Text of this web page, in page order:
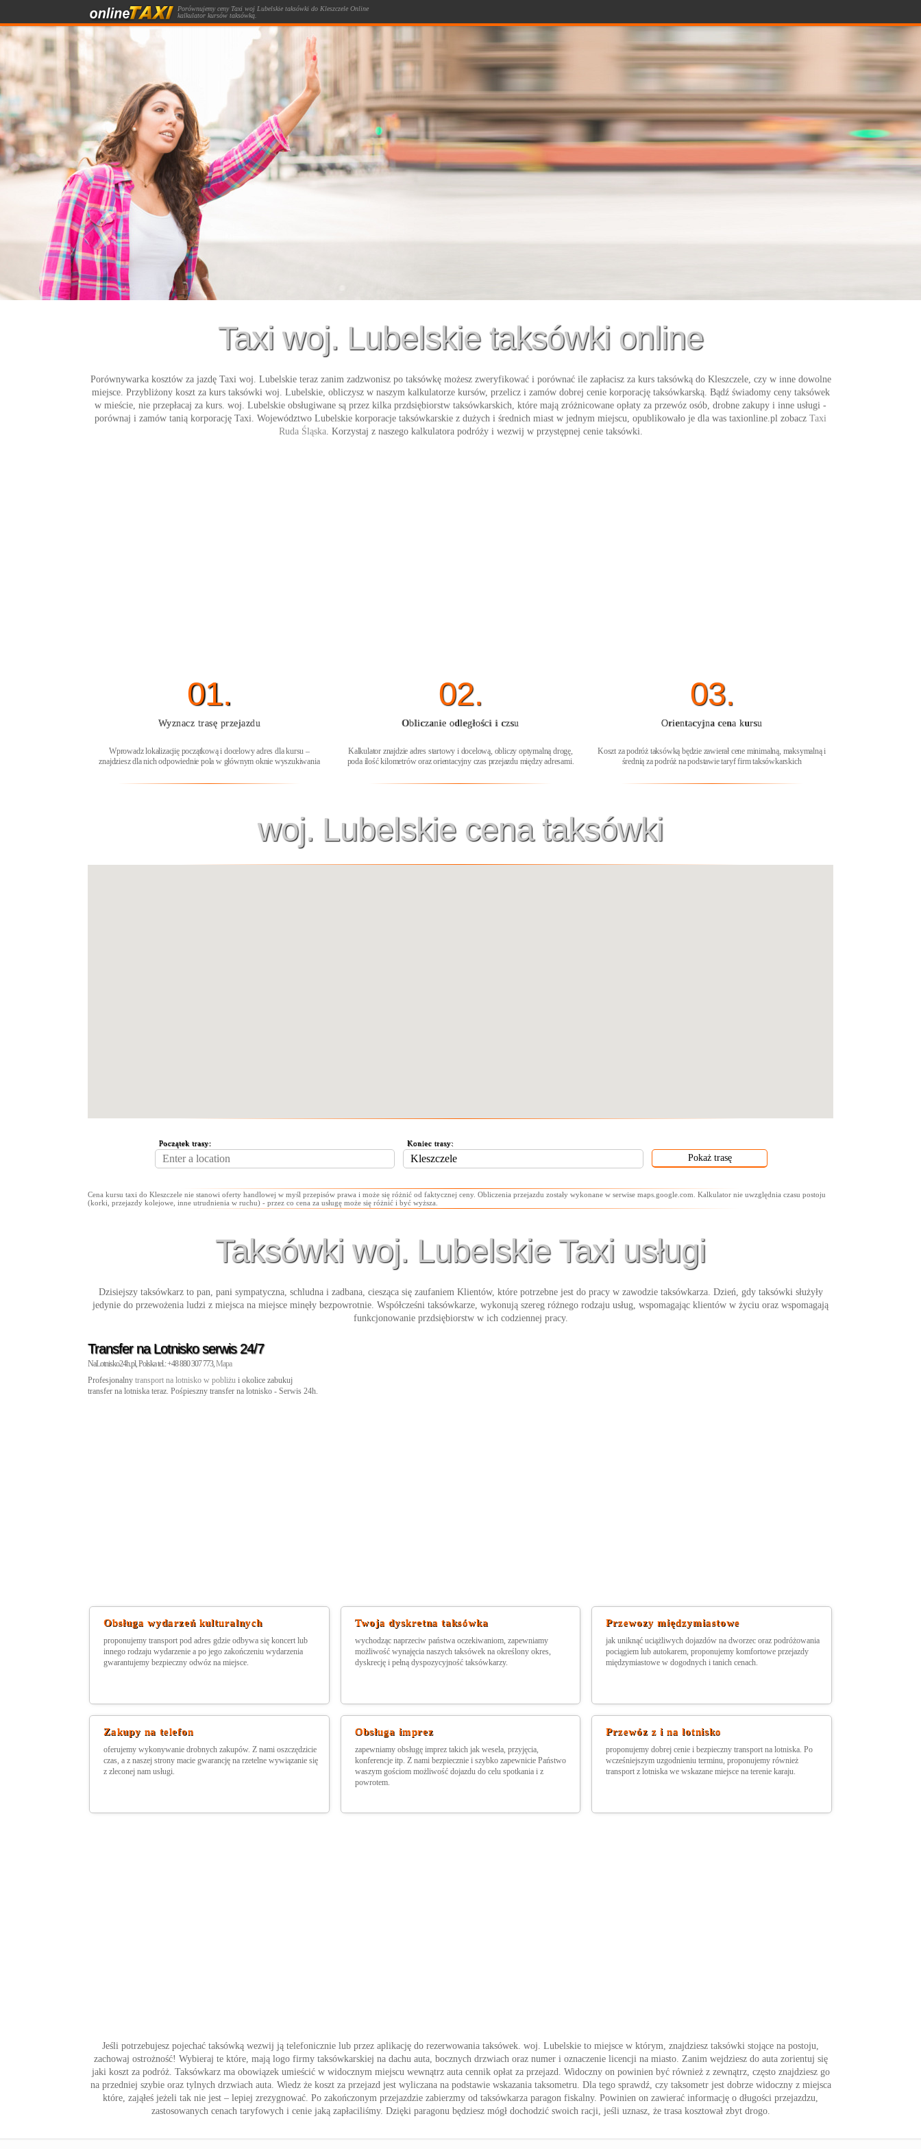
Porównujemy ceny Taxi woj Lubelskie taksówki do Kleszczele Online
kalkulator kursów taksówką.
Taxi woj. Lubelskie taksówki online
Porównywarka kosztów za jazdę Taxi woj. Lubelskieteraz zanim zadzwonisz po taksówkę możesz zweryfikować i porównać ile zapłacisz za kurs taksówką do Kleszczele, czy w inne dowolne
miejsce. Przybliżony koszt za kurs taksówki woj. Lubelskie, obliczysz w naszym kalkulatorze kursów, przelicz i zamów dobrej cenie korporację taksówkarską. Bądź świadomy ceny taksówek
w mieście, nie przepłacaj za kurs. woj. Lubelskie obsługiwane są przez kilka przdsiębiorstw taksówkarskich, które mają zróżnicowane opłaty za przewóz osób, drobne zakupy i inne usługi -
porównaj i zamów tanią korporację Taxi. Województwo Lubelskie korporacje taksówkarskie z dużych i średnich miast w jednym miejscu, opublikowało je dla was taxionline.pl zobacz Taxi
Ruda Śląska. Korzystaj z naszego kalkulatora podróży i wezwij w przystępnej cenie taksówki.
01.
Wyznacz trasę przejazdu
Wprowadz lokalizacjię początkową i docelowy adres dla kursu –
znajdziesz dla nich odpowiednie pola w głównym oknie wyszukiwania
02.
Obliczanie odległości i czsu
Kalkulator znajdzie adres startowy i docelową, obliczy optymalną drogę,
poda ilość kilometrów oraz orientacyjny czas przejazdu między adresami.
03.
Orientacyjna cena kursu
Koszt za podróż taksówką będzie zawierał cene minimalną, maksymalną i
średnią za podróż na podstawie taryf firm taksówkarskich
woj. Lubelskie cena taksówki
Początek trasy: Koniec trasy:
Cena kursu taxi do Kleszczele nie stanowi oferty handlowej w myśl przepisów prawa i może się różnić od faktycznej ceny. Obliczenia przejazdu zostały wykonane w serwise maps.google.com. Kalkulator nie uwzględnia czasu postoju
(korki, przejazdy kolejowe, inne utrudnienia w ruchu) - przez co cena za usługę może się różnić i być wyższa.
Taksówki woj. Lubelskie Taxi usługi
Dzisiejszy taksówkarz to pan, pani sympatyczna, schludna i zadbana, ciesząca się zaufaniem Klientów, które potrzebne jest do pracy w zawodzie taksówkarza. Dzień, gdy taksówki służyły
jedynie do przewożenia ludzi z miejsca na miejsce minęły bezpowrotnie. Współcześni taksówkarze, wykonują szereg różnego rodzaju usług, wspomagając klientów w życiu oraz wspomagają
funkcjonowanie przdsiębiorstw w ich codziennej pracy.
Transfer na Lotnisko serwis 24/7
NaLotnisko24h.pl, Polska tel.: +48 880 307 773,Mapa
Profesjonalny transport na lotnisko w pobliżu i okolice zabukuj
transfer na lotniska teraz. Pośpieszny transfer na lotnisko - Serwis 24h.
Obsługa wydarzeń kulturalnych
proponujemy transport pod adres gdzie odbywa się koncert lub
innego rodzaju wydarzenie a po jego zakończeniu wydarzenia
gwarantujemy bezpieczny odwóz na miejsce.
Twoja dyskretna taksówka
wychodząc naprzeciw państwa oczekiwaniom, zapewniamy
możliwość wynajęcia naszych taksówek na określony okres,
dyskrecję i pełną dyspozycyjność taksówkarzy.
Przewozy międzymiastowe
jak uniknąć uciążliwych dojazdów na dworzec oraz podróżowania
pociągiem lub autokarem, proponujemy komfortowe przejazdy
międzymiastowe w dogodnych i tanich cenach.
Zakupy na telefon
oferujemy wykonywanie drobnych zakupów. Z nami oszczędzicie
czas, a z naszej strony macie gwarancję na rzetelne wywiązanie się
z zleconej nam usługi.
Obsługa imprez
zapewniamy obsługę imprez takich jak wesela, przyjęcia,
konferencje itp. Z nami bezpiecznie i szybko zapewnicie Państwo
waszym gościom możliwość dojazdu do celu spotkania i z
powrotem.
Przewóz z i na lotnisko
proponujemy dobrej cenie i bezpieczny transport na lotniska. Po
wcześniejszym uzgodnieniu terminu, proponujemy również
transport z lotniska we wskazane miejsce na terenie karaju.
Jeśli potrzebujesz pojechać taksówką wezwij ją telefonicznie lub przez aplikację do rezerwowania taksówek. woj. Lubelskie to miejsce w którym, znajdziesz taksówki stojące na postoju,
zachowaj ostrożność! Wybieraj te które, mają logo firmy taksówkarskiej na dachu auta, bocznych drzwiach oraz numer i oznaczenie licencji na miasto. Zanim wejdziesz do auta zorientuj się
jaki koszt za podróż. Taksówkarz ma obowiązek umieścić w widocznym miejscu wewnątrz auta cennik opłat za przejazd. Widoczny on powinien być również z zewnątrz, często znajdziesz go
na przedniej szybie oraz tylnych drzwiach auta. Wiedz że koszt za przejazd jest wyliczana na podstawie wskazania taksometru. Dla tego sprawdź, czy taksometr jest dobrze widoczny z miejsca
które, zająłeś jeżeli tak nie jest – lepiej zrezygnować. Po zakończonym przejazdzie zabierzmy od taksówkarza paragon fiskalny. Powinien on zawierać informację o długości przejazdzu,
zastosowanych cenach taryfowych i cenie jaką zapłaciliśmy. Dzięki paragonu będziesz mógł dochodzić swoich racji, jeśli uznasz, że trasa kosztował zbyt drogo.